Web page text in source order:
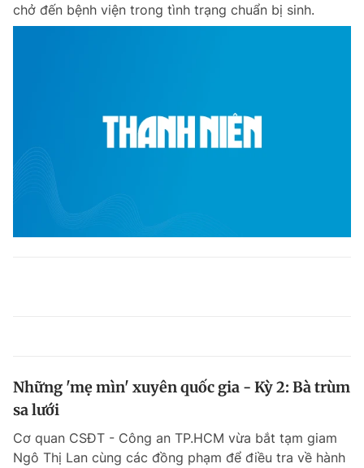
chở đến bệnh viện trong tình trạng chuẩn bị sinh.
Những 'mẹ mìn' xuyên quốc gia - Kỳ 2: Bà trùm
sa lưới
Cơ quan CSĐT - Công an TP.HCM vừa bắt tạm giam
Ngô Thị Lan cùng các đồng phạm để điều tra về hành